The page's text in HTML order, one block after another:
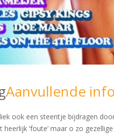
Aanvullende
ook een steentje bijdragen
‘foute’ maar o zo